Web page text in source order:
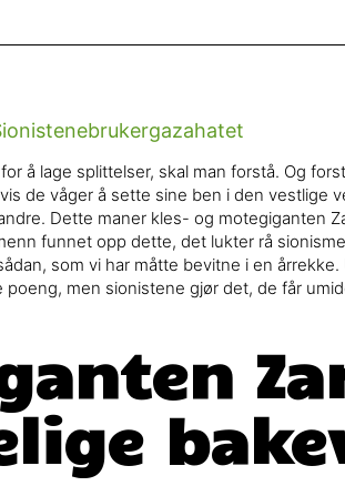
å lage splittelser, skal man forstå. Og
de våger å sette sine ben i den vestlige
Dette maner kles- og motegiganten
funnet opp dette, det lukter rå
som vi har måtte bevitne i en
men sionistene gjør det, de får